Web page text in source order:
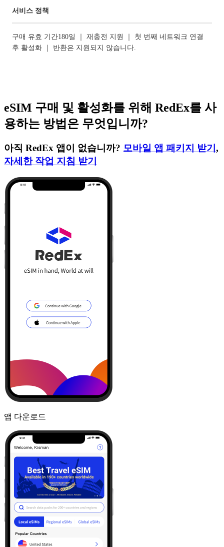
서비스 정책
구매 유효 기간180일 ｜ 재충전 지원 ｜ 첫 번째 네트워크 연결
후 활성화 ｜ 반환은 지원되지 않습니다.
eSIM 구매 및 활성화를 위해 RedEx를 사
용하는 방법은 무엇입니까?
아직 RedEx 앱이 없습니까? 모바일 앱 패키지 받기 ,
자세한 작업 지침 받기
앱 다운로드